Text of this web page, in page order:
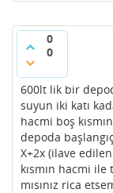
0
0
600lt lik bir
suyun iki katı
hacmi boş
depoda
X+2x (ilave
kısmın hacmi
mısınız rica